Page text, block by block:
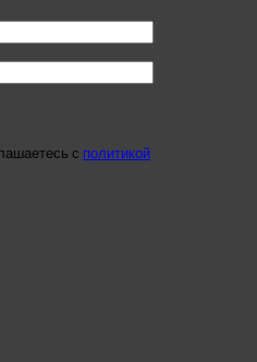
с политикой